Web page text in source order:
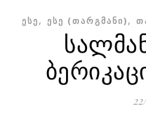
ᲔᲡᲔ, ᲔᲡᲔ (ᲗᲐᲠᲒᲛᲐᲜᲘ),